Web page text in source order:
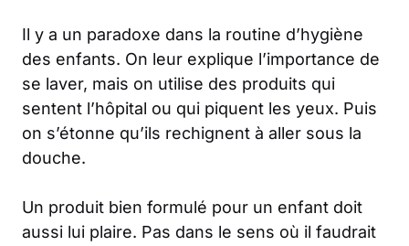
Il y a un paradoxe dans la routine d’hygiène
des enfants. On leur explique l’importance de
se laver, mais on utilise des produits qui
sentent l’hôpital ou qui piquent les yeux. Puis
on s’étonne qu’ils rechignent à aller sous la
douche.
Un produit bien formulé pour un enfant doit
aussi lui plaire. Pas dans le sens où il faudrait